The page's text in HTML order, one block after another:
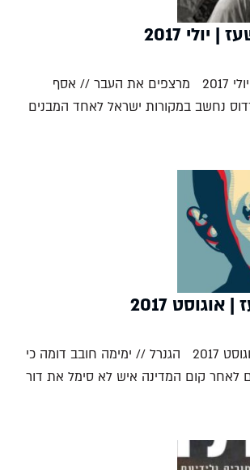
85 | תמוז תשעז | יולי 2017 מרצפים את העבר // אסף
נחשב במקורות ישראל לאחד המבנים
ומעולם. מחקר ארכאולוגי חדשני של
86 | אב תשעז | אוגוסט 2017 הגנרל // ימימה חובב דומה כי
לאחר קום המדינה איש לא סימל את דור
הגבר שתום העין נודע כלוחם עשוי